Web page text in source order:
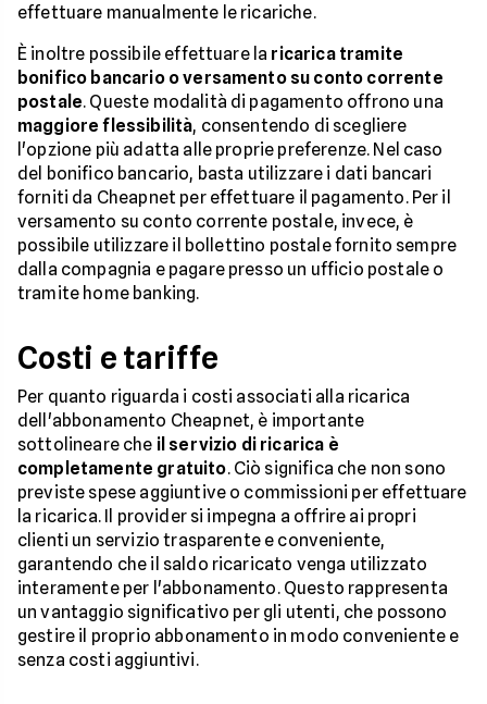
effettuare manualmente le ricariche.
È inoltre possibile effettuare la ricarica tramite
bonifico bancario o versamento su conto corrente
postale. Queste modalità di pagamento offrono una
maggiore flessibilità, consentendo di scegliere
l'opzione più adatta alle proprie preferenze. Nel caso
del bonifico bancario, basta utilizzare i dati bancari
forniti da Cheapnet per effettuare il pagamento. Per il
versamento su conto corrente postale, invece, è
possibile utilizzare il bollettino postale fornito sempre
dalla compagnia e pagare presso un ufficio postale o
tramite home banking.
Costi e tariffe
Per quanto riguarda i costi associati alla ricarica
dell'abbonamento Cheapnet, è importante
sottolineare che il servizio di ricarica è
completamente gratuito. Ciò significa che non sono
previste spese aggiuntive o commissioni per effettuare
la ricarica. Il provider si impegna a offrire ai propri
clienti un servizio trasparente e conveniente,
garantendo che il saldo ricaricato venga utilizzato
interamente per l'abbonamento. Questo rappresenta
un vantaggio significativo per gli utenti, che possono
gestire il proprio abbonamento in modo conveniente e
senza costi aggiuntivi.